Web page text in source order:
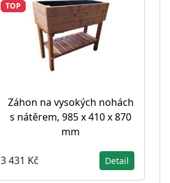
TOP
Záhon na vysokých nohách
s nátěrem, 985 x 410 x 870
mm
3 431 Kč Detail